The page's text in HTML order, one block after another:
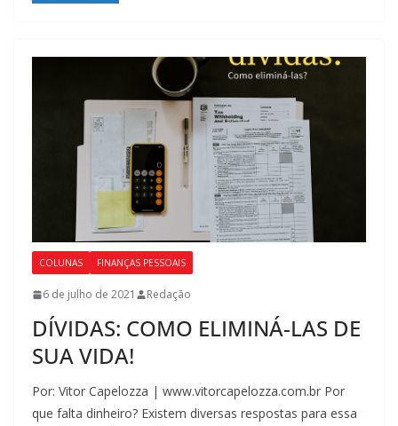
COLUNAS FINANÇAS PESSOAIS
6 de julho de 2021 Redação
DÍVIDAS: COMO ELIMINÁ-LAS DE
SUA VIDA!
Por: Vitor Capelozza | www.vitorcapelozza.com.br Por
que falta dinheiro? Existem diversas respostas para essa